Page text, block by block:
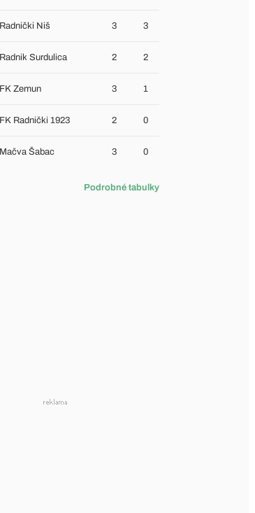
Radnički Niš 3 3
Radnik Surdulica 2 2
FK Zemun 3 1
FK Radnički 1923 2 0
Mačva Šabac 3 0
Podrobné tabulky